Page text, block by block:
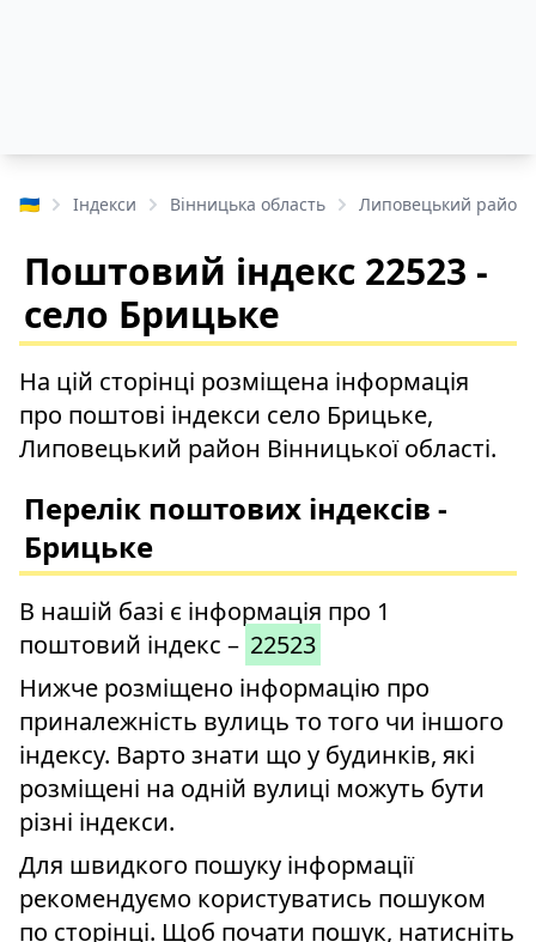
🇺🇦 Індекси Вінницька область Липовецький район
Поштовий індекс 22523 -
село Брицьке
На цій сторінці розміщена інформація
про поштові індекси село Брицьке,
Липовецький район Вінницької області.
Перелік поштових індексів -
Брицьке
В нашій базі є інформація про 1
поштовий індекс – 22523
Нижче розміщено інформацію про
приналежність вулиць то того чи іншого
індексу. Варто знати що у будинків, які
розміщені на одній вулиці можуть бути
різні індекси.
Для швидкого пошуку інформації
рекомендуємо користуватись пошуком
по сторінці. Щоб почати пошук, натисніть